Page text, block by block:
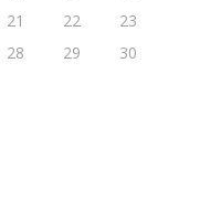
21 22
23
28 29
30